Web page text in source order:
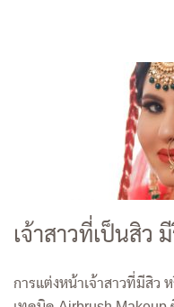
เจ้าสาวที่เป็นสิว
การแต่งหน้าเจ้าสาวที่มีสิว